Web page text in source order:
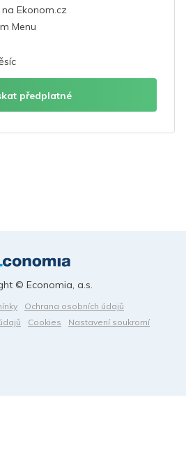
Ekonom.cz
Menu
předplatné
Ochrana osobních údajů
Cookies Nastavení soukromí
© Economia, a.s.